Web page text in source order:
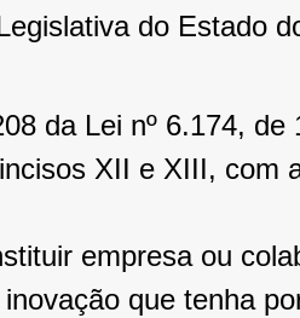
do Estado
da Lei nº 6.174,
XII e XIII, com
empresa ou
que tenha